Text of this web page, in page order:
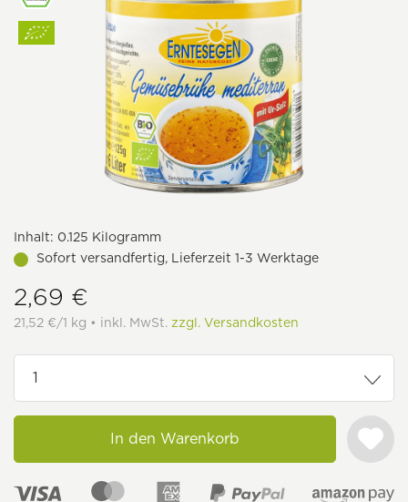
Inhalt: 0.125 Kilogramm
Sofort versandfertig, Lieferzeit 1-3 Werktage
2,69 €
21,52 €/1 kg • inkl. MwSt. zzgl. Versandkosten
In den Warenkorb